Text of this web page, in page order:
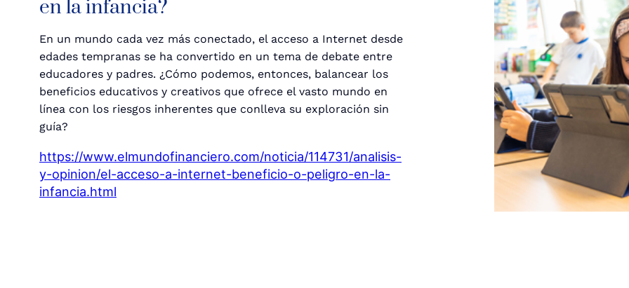
en la infancia?
En un mundo cada vez más conectado, el acceso a Internet desde
edades tempranas se ha convertido en un tema de debate entre
educadores y padres. ¿Cómo podemos, entonces, balancear los
beneficios educativos y creativos que ofrece el vasto mundo en
línea con los riesgos inherentes que conlleva su exploración sin
guía?
https://www.elmundofinanciero.com/noticia/114731/analisis-
y-opinion/el-acceso-a-internet-beneficio-o-peligro-en-la-
infancia.html